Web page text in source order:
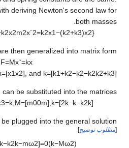
deriving Newton's second law for
both masses.
{
k2x2m2x¨2=k2x1−(k2+k3)x2
then generalized into matrix form.
F=Mx¨=kx
=[x1x2] , and k=[k1+k2−k2−k2k2+k3]
can be substituted into the matrices.
3=k, M=[m00m] k=[2k−k−k2k]
plugged into the general solution.
[مطلوب توضيح]
(
k−Mω2
)
k−k2k−mω2]=0